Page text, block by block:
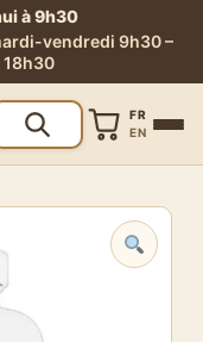
à 9h30
vendredi 9h30 –
18h30
FR
EN